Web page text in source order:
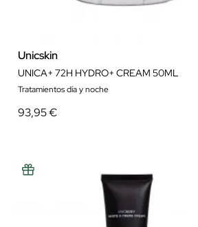
Unicskin
UNICA+ 72H HYDRO+ CREAM 50ML
Tratamientos día y noche
93,95 €